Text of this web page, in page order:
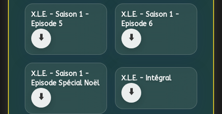
X.L.E. - Saison 1 -
Episode 5
⬇️
X.L.E. - Saison 1 -
Episode 6
⬇️
X.L.E. - Saison 1 -
Episode Spécial Noël
⬇️
X.L.E. - Intégral
⬇️